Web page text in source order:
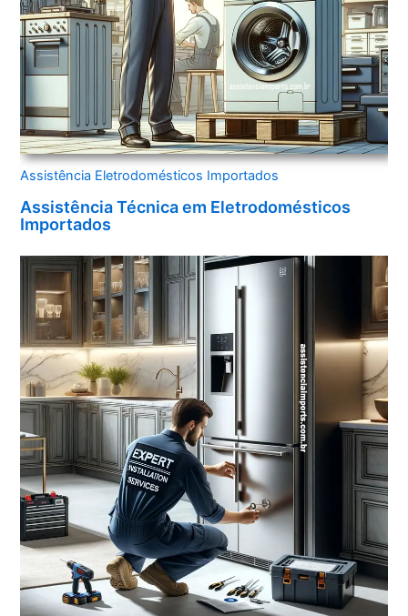
Assistência Eletrodomésticos Importados
Assistência Técnica em Eletrodomésticos
Importados